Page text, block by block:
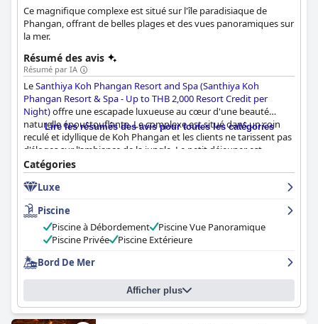
Ce magnifique complexe est situé sur l'île paradisiaque de
Phangan, offrant de belles plages et des vues panoramiques sur
la mer.
Résumé des avis
Résumé par IA
LeSanthiya Koh Phangan Resort and Spa (Santhiya Koh
Phangan Resort & Spa - Up to THB 2,000 Resort Credit per
Night)offre une escapade luxueuse au cœur d'une beauté
naturelle époustouflante. Le complexe est situé dans un coin
reculé et idyllique de Koh Phangan et les clients ne tarissent pas
d'éloges sur l'ambiance de la jungle. Le petit déjeuner est
délicieux et le spa est de premier ordre. La piscine et les options
de piscine privée sont magnifiques et le personnel est
exceptionnel avec un service amical, poli et serviable. L'hôtel est
adapté aux familles et propose de nombreuses activités et
commodités. Certains clients ont noté que l'hôtel et les
chambres ont besoin d'être rénovés et que la plage peut
accumuler des déchets, mais dans l'ensemble, le
Up to THB 2,000 Resort Credit per Night)
magique et luxueuse, parfaite pour des vacances paisibles.
Lire les résumés des avis pour toutes les catégories
Catégories
Luxe
Piscine
Piscine à Débordement
Piscine Vue Panoramique
Piscine Privée
Piscine Extérieure
Bord De Mer
Afficher plus